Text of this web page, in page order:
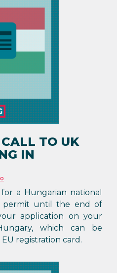
TO UK
IN
a Hungarian national
permit until the end of
application on your
which can be
registration card.